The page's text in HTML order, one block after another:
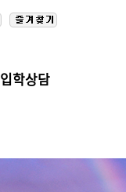
입학상담